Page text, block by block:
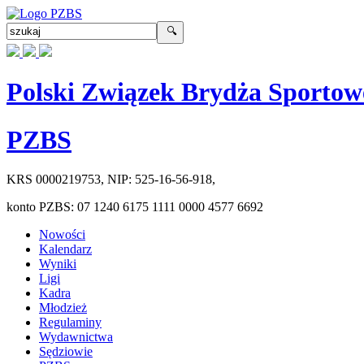
Polski Związek Brydża
PZBS
KRS 0000219753, NIP: 525-16-56-918,
konto PZBS: 07 1240 6175 1111 0000 4577 6692
Nowości
Kalendarz
Wyniki
Ligi
Kadra
Młodzież
Regulaminy
Wydawnictwa
Sędziowie